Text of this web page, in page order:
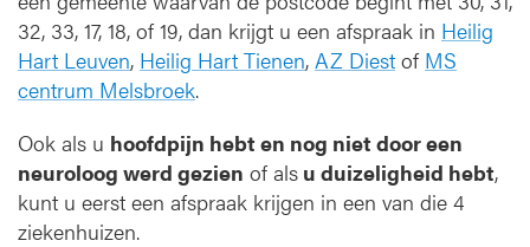
32, 33, 17, 18, of 19, dan krijgt u een afspraak in Heilig
Hart Leuven, Heilig Hart Tienen, AZ Diest of MS
centrum Melsbroek.
Ook als u hoofdpijn hebt en nog niet door een
neuroloog werd gezien of als u duizeligheid hebt,
kunt u eerst een afspraak krijgen in een van die 4
ziekenhuizen.